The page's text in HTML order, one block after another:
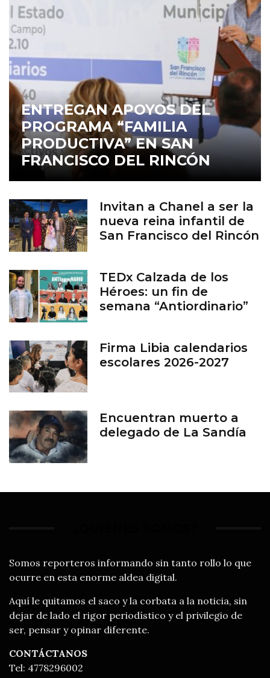
ENTREGAN APOYOS DEL
PROGRAMA “FAMILIA
PRODUCTIVA” EN SAN
FRANCISCO DEL RINCÓN
Invitan a Chanel a ser la
nueva reina infantil de
San Francisco del Rincón
TEDx Calzada de los
Héroes: un fin de
semana “Antiordinario”
Firma Libia calendarios
escolares 2026-2027
Encuentran muerto a
delegado de La Sandía
Somos reporteros informando sin tanto rollo lo que
ocurre en esta enorme aldea digital.
Aquí le quitamos el saco y la corbata a la noticia, sin
dejar de lado el rigor periodístico y el privilegio de
ser, pensar y opinar diferente.
CONTÁCTANOS
Tel: 4778296002